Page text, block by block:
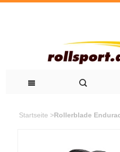
Startseite >Rollerblade